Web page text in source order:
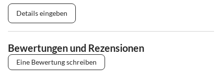
Details eingeben
Bewertungen und Rezensionen
Eine Bewertung schreiben